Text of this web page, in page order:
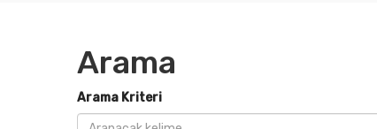
Arama
Arama Kriteri